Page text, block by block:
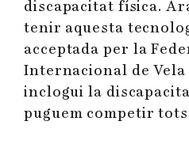
discapacitat física.
tenir aquesta
acceptada per la
Internacional de Vela
inclogui la
puguem competir